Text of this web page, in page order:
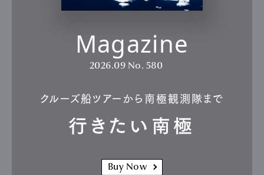
Magazine
2026.09 No. 580
クルーズ船ツアーから南極観測隊まで
行きたい南極
Buy Now